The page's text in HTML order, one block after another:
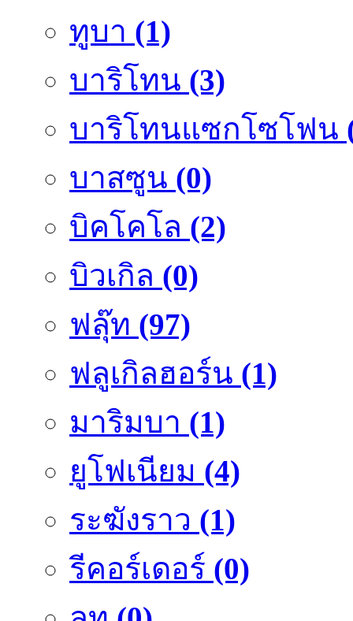
ทูบา (1)
บาริโทน (3)
บาริโทนแซกโซโฟน
บาสซูน (0)
บิคโคโล (2)
บิวเกิล (0)
ฟลุ๊ท (97)
ฟลูเกิลฮอร์น (1)
มาริมบา (1)
ยูโฟเนียม (4)
ระฆังราว (1)
รีคอร์เดอร์ (0)